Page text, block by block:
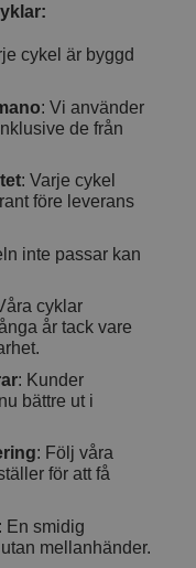
cykel är byggd
: Vi använder
de från
: Varje cykel
före leverans
inte passar kan
cyklar
år tack vare
: Kunder
bättre ut i
: Följ våra
för att få
: En smidig
mellanhänder.